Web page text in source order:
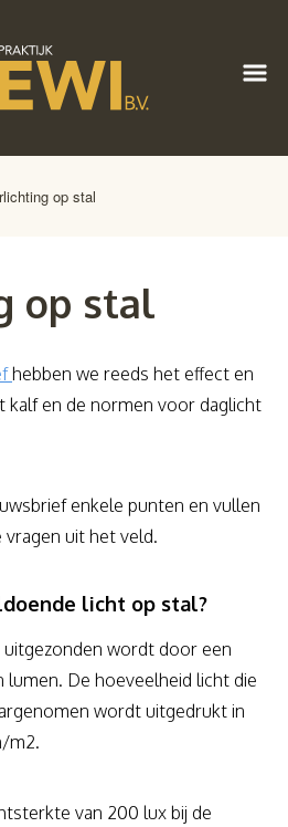
op stal
op stal
hebben we reeds het effect en
kalf en de normen voor daglicht
enkele punten en vullen
vragen uit het veld.
licht op stal?
wordt door een
De hoeveelheid licht die
wordt uitgedrukt in
m2.
van 200 lux bij de